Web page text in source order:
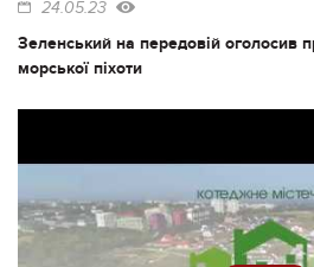
24.05.23
Зеленський на передовій оголосив
морської піхоти